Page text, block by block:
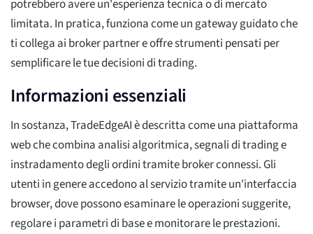
potrebbero avere un'esperienza tecnica o di mercato
limitata. In pratica, funziona come un gateway guidato che
ti collega ai broker partner e offre strumenti pensati per
semplificare le tue decisioni di trading.
Informazioni essenziali
In sostanza, TradeEdgeAI è descritta come una piattaforma
web che combina analisi algoritmica, segnali di trading e
instradamento degli ordini tramite broker connessi. Gli
utenti in genere accedono al servizio tramite un'interfaccia
browser, dove possono esaminare le operazioni suggerite,
regolare i parametri di base e monitorare le prestazioni.